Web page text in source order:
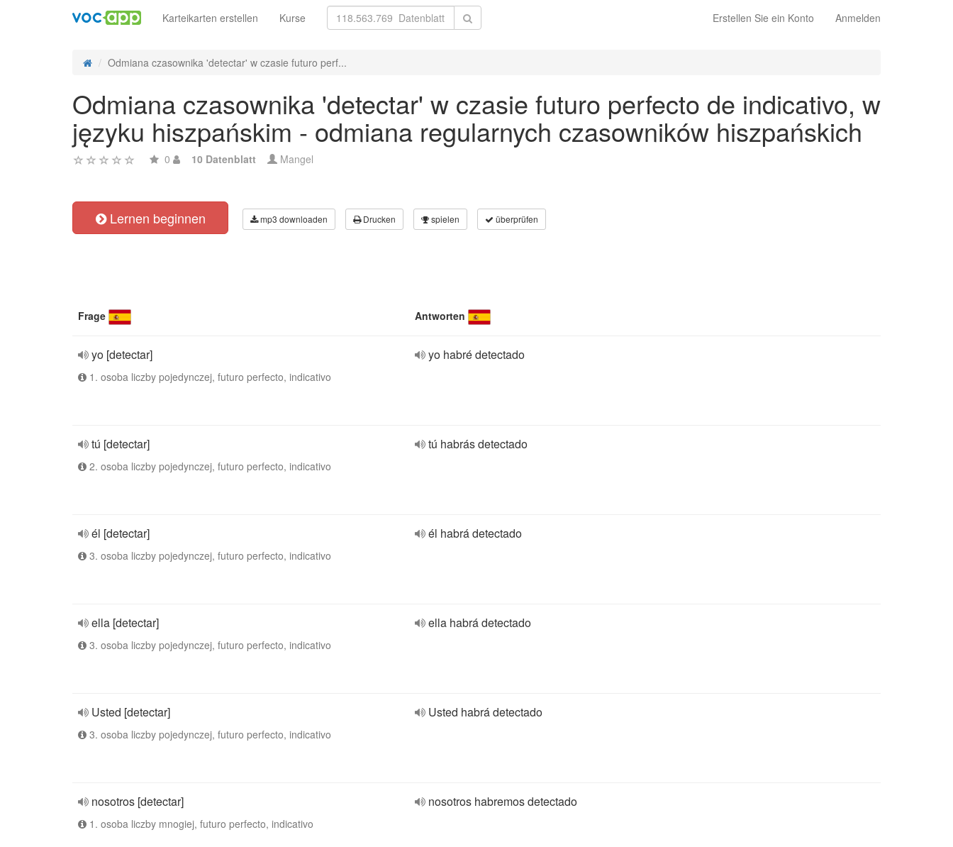
Erstellen Sie ein Konto Anmelden
Karteikarten erstellen Kurse
Odmiana czasownika 'detectar' w czasie futuro perf...
Odmiana czasownika 'detectar' w czasie futuro perfecto de indicativo, w
języku hiszpańskim - odmiana regularnych czasowników hiszpańskich
0 10 Datenblatt Mangel
Lernen beginnen mp3 downloaden Drucken spielen überprüfen
Frage Antworten
yo [detectar]
1. osoba liczby pojedynczej, futuro perfecto, indicativo
yo habré detectado
tú [detectar]
2. osoba liczby pojedynczej, futuro perfecto, indicativo
tú habrás detectado
él [detectar]
3. osoba liczby pojedynczej, futuro perfecto, indicativo
él habrá detectado
ella [detectar]
3. osoba liczby pojedynczej, futuro perfecto, indicativo
ella habrá detectado
Usted [detectar]
3. osoba liczby pojedynczej, futuro perfecto, indicativo
Usted habrá detectado
nosotros [detectar]
1. osoba liczby mnogiej, futuro perfecto, indicativo
nosotros habremos detectado